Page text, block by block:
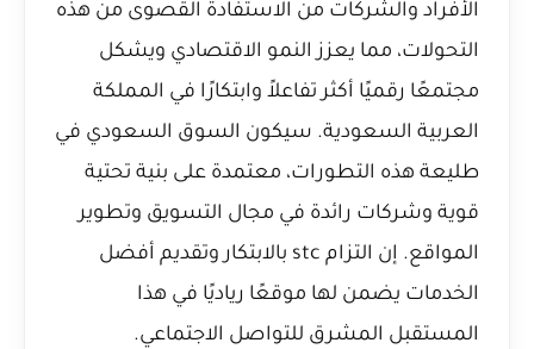
الأفراد والشركات من الاستفادة القصوى من هذه
التحولات، مما يعزز النمو الاقتصادي ويشكل
مجتمعًا رقميًا أكثر تفاعلاً وابتكارًا في المملكة
العربية السعودية. سيكون السوق السعودي في
طليعة هذه التطورات، معتمدة على بنية تحتية
قوية وشركات رائدة في مجال التسويق وتطوير
المواقع. إن التزام stc بالابتكار وتقديم أفضل
الخدمات يضمن لها موقعًا رياديًا في هذا
المستقبل المشرق للتواصل الاجتماعي.